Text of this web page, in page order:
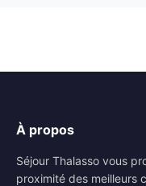
À propos
Séjour Thalasso vous
proximité des meilleurs